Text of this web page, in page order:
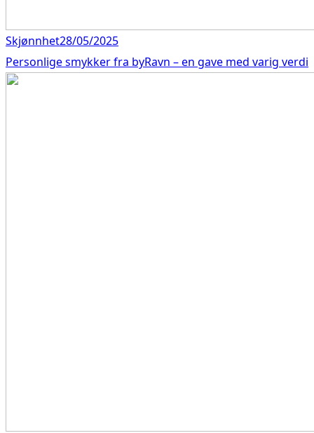
Skjønnhet28/05/2025
Personlige smykker fra byRavn – en gave med varig verdi